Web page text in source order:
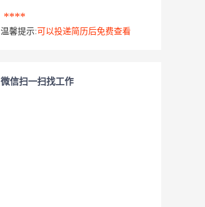
****
温馨提示: 可以投递简历后免费查看
微信扫一扫找工作